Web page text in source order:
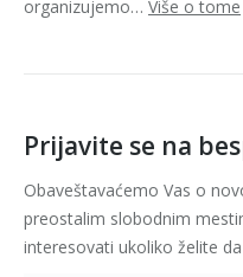
organizujemo… Više o tome
Prijavite se na
Obaveštavaćemo Vas o
preostalim slobodnim
interesovati ukoliko želite